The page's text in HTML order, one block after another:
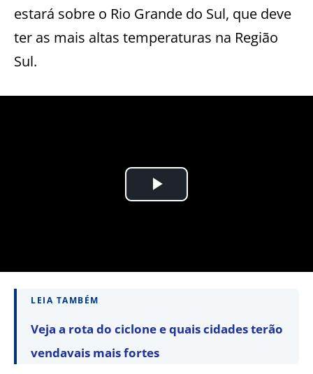
estará sobre o Rio Grande do Sul, que deve
ter as mais altas temperaturas na Região
Sul.
LEIA TAMBÉM
Veja a rota do ciclone e quais cidades terão
vendavais mais fortes